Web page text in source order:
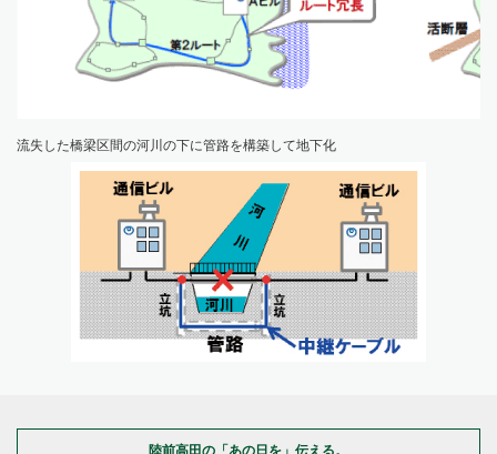
流失した橋梁区間の河川の下に管路を構築して地下化